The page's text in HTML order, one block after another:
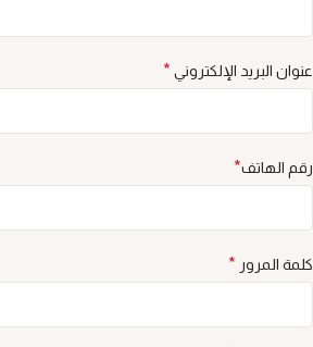
عنوان البريد الإلكتروني *
رقم الهاتف*
كلمة المرور *